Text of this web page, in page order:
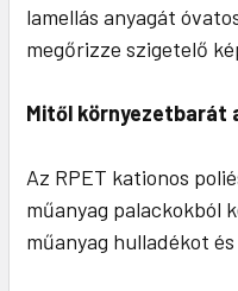
lamellás anyagát
megőrizze szigetelő
Mitől környezetbarát
Az RPET kationos
műanyag palackokból
műanyag hulladékot